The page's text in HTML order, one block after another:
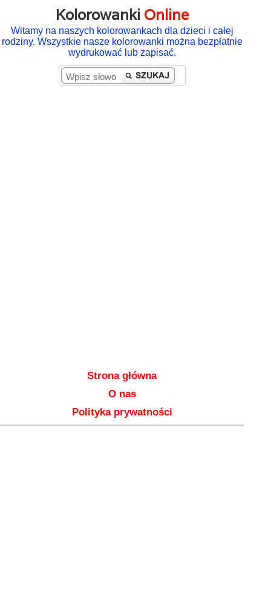
Kolorowanki Online
Witamy na naszych kolorowankach dla dzieci i całej
rodziny. Wszystkie nasze kolorowanki można bezpłatnie
wydrukować lub zapisać.
Strona główna
O nas
Polityka prywatności